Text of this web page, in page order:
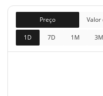
Capitalização de
mercado
Totalmente diluído
Limite de mercado
Preço Valor
1D 7D 1M 3M